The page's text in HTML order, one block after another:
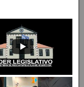
· 13 Dic 2024
encabezó la
que se llevó
del Parlamento